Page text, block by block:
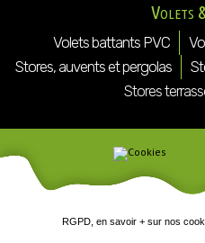
Volets
Volets battants PVC
Stores, auvents et pergolas
Stores
RGPD, en savoir + sur nos